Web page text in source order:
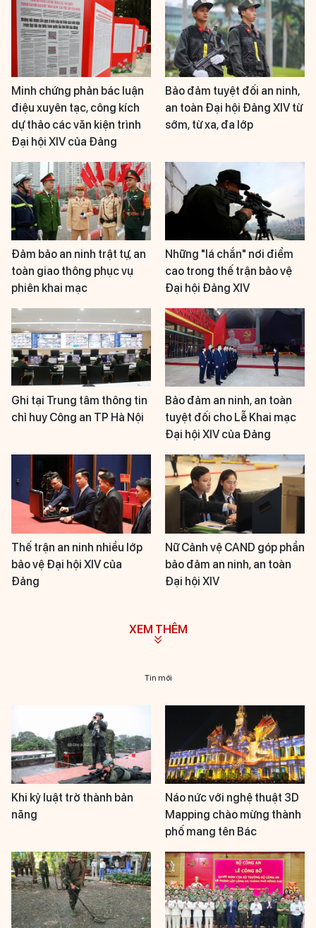
Minh chứng phản bác luận
điệu xuyên tạc, công kích
dự thảo các văn kiện trình
Đại hội XIV của Đảng
Bảo đảm tuyệt đối an ninh,
an toàn Đại hội Đảng XIV từ
sớm, từ xa, đa lớp
Đảm bảo an ninh trật tự, an
toàn giao thông phục vụ
phiên khai mạc
Những "lá chắn" nơi điểm
cao trong thế trận bảo vệ
Đại hội Đảng XIV
Ghi tại Trung tâm thông tin
chỉ huy Công an TP Hà Nội
Bảo đảm an ninh, an toàn
tuyệt đối cho Lễ Khai mạc
Đại hội XIV của Đảng
Thế trận an ninh nhiều lớp
bảo vệ Đại hội XIV của
Đảng
Nữ Cảnh vệ CAND góp phần
bảo đảm an ninh, an toàn
Đại hội XIV
XEM THÊM
Tin mới
Khi kỷ luật trở thành bản
năng
Náo nức với nghệ thuật 3D
Mapping chào mừng thành
phố mang tên Bác